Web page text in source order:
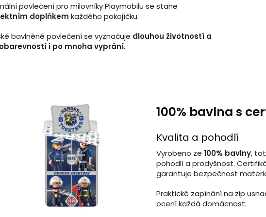
povlečení pro milovníky Playmobilu se stane
doplňkem každého pokojíčku.
bavlněné povlečení se vyznačuje dlouhou životností a
i po mnoha vyprání.
100% bavlna s
Kvalita a pohodlí
Vyrobeno ze 100% bavlny,
pohodlí a prodyšnost.
garantuje bezpečnost
Praktické zapínání na zip
ocení každá domácnost.